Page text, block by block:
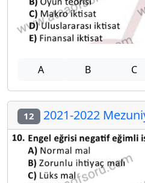
A B C
12 2021-2022